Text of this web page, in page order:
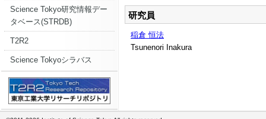
Science Tokyo研究情報デー
タベース(STRDB)
T2R2
Science Tokyoシラバス
研究員
稲倉 恒法
Tsunenori Inakura